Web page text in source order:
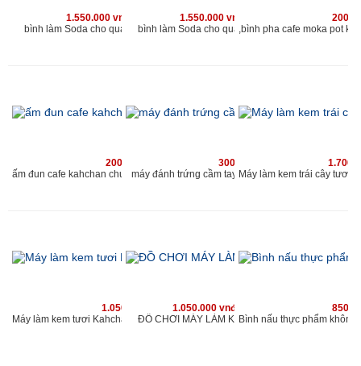
1.550.000 vnđ
bình làm Soda cho quán kahchan
1.550.000 vnđ
bình làm Soda cho quán kahchan
200.000 vnđ
ấm đun cafe kahchan chuyên dùng cho quán cafe và nhà hàng
300.000 vnđ
máy đánh trứng cầm tay chuyên dùng cho quán cafe
1.050.000 vnđ
Máy làm kem tươi Kahchan KEM2173, (xanh)-muốn ăn thì làm, ngay làm ngay có
1.050.000 vnđ
ĐỒ CHƠI MÁY LÀM KEM MINI